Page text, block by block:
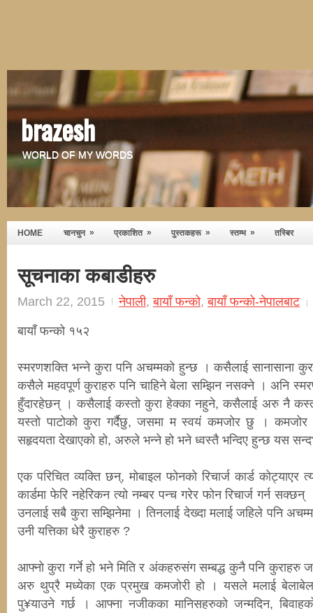
brazesh
WORLD OF MY WORDS
HOME चानचुन » प्रकाशित » पुस्तकहरू » स्तम्भ » तस्बिर
सूचनाका कबाडीहरु
March 22, 2015 नेपाली,बायाँ फन्को,बायाँ फन्को-नेपालबाट
बायाँ फन्को १५२
स्मरणशक्ति भन्ने कुरा पनि अचम्मको हुन्छ । कसैलाई सानासाना
कसैले महवपूर्ण कुराहरु पनि चाहिने बेला सम्झिन नसक्ने । अनि
हुँदारहेछन् । कसैलाई कस्तो कुरा हेक्का नहुने, कसैलाई अरु नै
यस्तो पाटोको कुरा गर्दैछु, जसमा म स्वयं कमजोर छु ।
सहृदयता देखाएको हो, अरुले भन्ने हो भने ध्वस्तै भन्दिए हुन्छ यस
एक परिचित व्यक्ति छन्, मोबाइल फोनको रिचार्ज कार्ड
कार्डमा फेरि नहेरिकन त्यो नम्बर पन्च गरेर फोन रिचार्ज गर्न सक्छन्
उनलाई सबै कुरा सम्झिनेमा । तिनलाई देख्दा मलाई जहिले पनि
उनी यत्तिका धेरै कुराहरु ?
आफ्नो कुरा गर्ने हो भने मिति र अंकहरुसंग सम्बद्ध कुनै पनि कुराहरु
अरु थुप्रै मध्येका एक प्रमुख कमजोरी हो । यसले मलाई
पु¥याउने गर्छ । आफ्ना नजीकका मानिसहरुको जन्मदिन,